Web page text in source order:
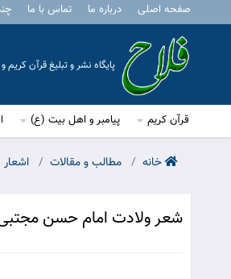
صفحه اصلی درباره ما تماس با ما
پایگاه نشر و تبلیغ قرآن
قرآن کریم پیامبر و اهل بیت (ع)
خانه مطالب و مقالات
شعر ولادت امام حسن